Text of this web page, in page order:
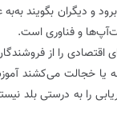
و دیگران بگویند
و فناوری است.
اقتصادی را از
یا خجالت می‌کشند
را به درستی بلد